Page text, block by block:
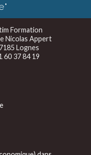
Formation
Nicolas Appert
Lognes
60 37 84 19